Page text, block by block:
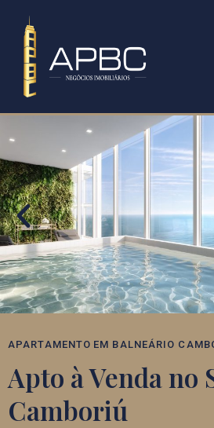
APARTAMENTO EM BALNEÁRIO
Apto à Venda no
Camboriú